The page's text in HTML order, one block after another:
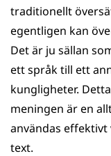
traditionellt
egentligen kan
Det är ju sällan
ett språk till ett
kungligheter.
meningen är en
användas
text.